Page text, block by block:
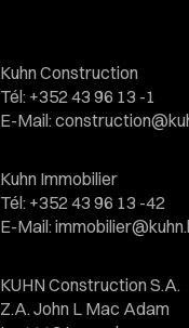
Kuhn Construction
Tél: +352 43 96 13 -1
E-Mail:
Kuhn Immobilier
Tél: +352 43 96 13 -42
E-Mail:
KUHN Construction S.A.
Z.A. John L Mac Adam